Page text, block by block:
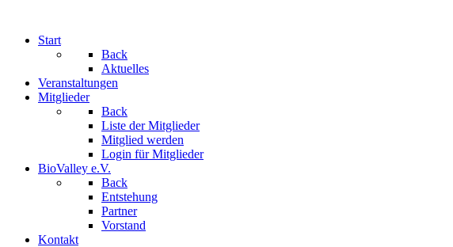
Start
Back
Aktuelles
Veranstaltungen
Mitglieder
Back
Liste der Mitglieder
Mitglied werden
Login für Mitglieder
BioValley e.V.
Back
Entstehung
Partner
Vorstand
Kontakt